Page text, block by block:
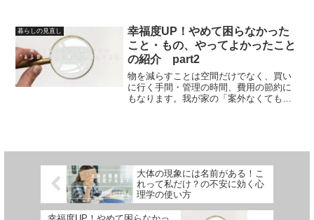
part１から3のまとめについてご紹介しま
す。
暮らしの見直し
幸福度UP！やめて困らなかった
こと・もの、やってよかったこと
の紹介 part2
物を減らすことは空間だけでなく、買い
に行く手間・管理の時間、費用の節約に
もなります。我が家の「案外なくても困
大体の現象には名前がある！こ
れって私だけ？の不安に効く心
理学の使い方